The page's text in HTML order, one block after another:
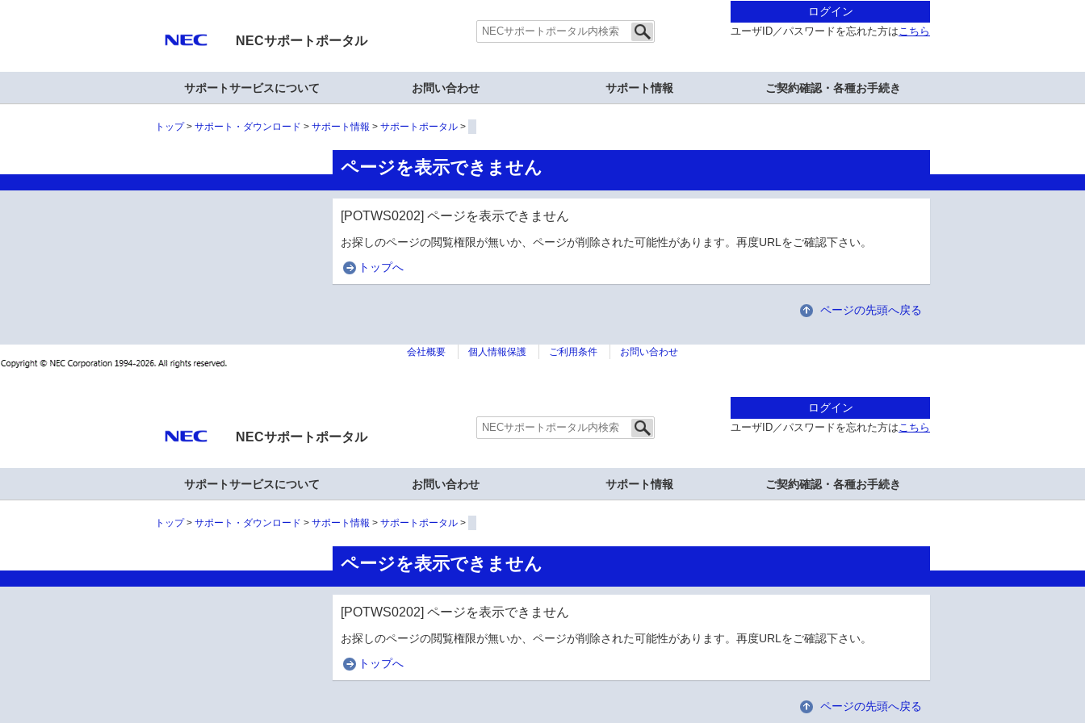
NECサポートポータル
ログイン
ユーザID／パスワードを忘れた方はこちら
サポートサービスについて お問い合わせ サポート情報 ご契約確認・各種お手続き
トップ サポート・ダウンロード サポート情報 サポートポータル
ページを表示できません
[POTWS0202] ページを表示できません
お探しのページの閲覧権限が無いか、ページが削除された可能性があります。再度URLをご確認下さい。
トップへ
ページの先頭へ戻る
会社概要 個人情報保護 ご利用条件 お問い合わせ
NECサポートポータル
ログイン
ユーザID／パスワードを忘れた方はこちら
サポートサービスについて お問い合わせ サポート情報 ご契約確認・各種お手続き
トップ サポート・ダウンロード サポート情報 サポートポータル
ページを表示できません
[POTWS0202] ページを表示できません
お探しのページの閲覧権限が無いか、ページが削除された可能性があります。再度URLをご確認下さい。
トップへ
ページの先頭へ戻る